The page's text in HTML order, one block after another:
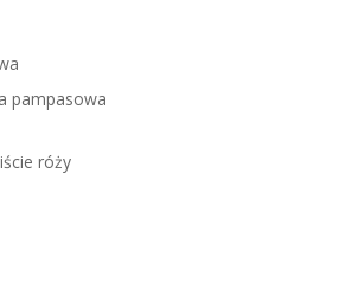
pampasowa
róży